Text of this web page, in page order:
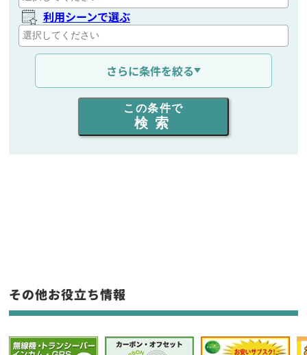
利用シーンで選ぶ
通信距離を選ぶ
出力を選ぶ
同時通話人数を選ぶ
フリーワード入力(製品名等)
選択条件をリセット
さらに条件を絞る
この条件で
検索
その他お役立ち情報